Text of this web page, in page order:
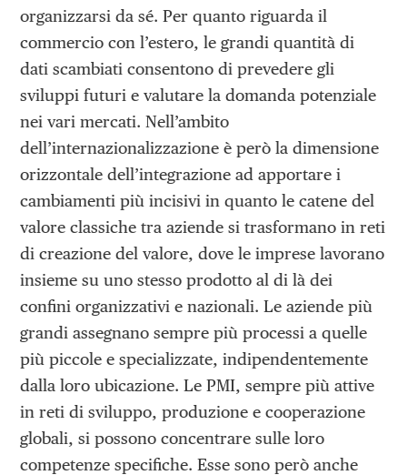
organizzarsi da sé. Per quanto riguarda il
commercio con l’estero, le grandi quantità di
dati scambiati consentono di prevedere gli
sviluppi futuri e valutare la domanda potenziale
nei vari mercati. Nell’ambito
dell’internazionalizzazione è però la dimensione
orizzontale dell’integrazione ad apportare i
cambiamenti più incisivi in quanto le catene del
valore classiche tra aziende si trasformano in reti
di creazione del valore, dove le imprese lavorano
insieme su uno stesso prodotto al di là dei
confini organizzativi e nazionali. Le aziende più
grandi assegnano sempre più processi a quelle
più piccole e specializzate, indipendentemente
dalla loro ubicazione. Le PMI, sempre più attive
in reti di sviluppo, produzione e cooperazione
globali, si possono concentrare sulle loro
competenze specifiche. Esse sono però anche